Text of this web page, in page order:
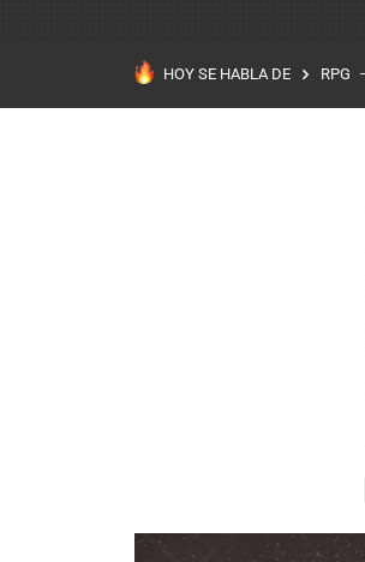
HOY SE HABLA DE RPG